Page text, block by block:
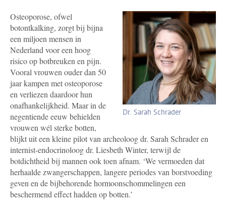
Dr. Sarah Schrader
Osteoporose, ofwel
botontkalking, zorgt bij bijna
een miljoen mensen in
Nederland voor een hoog
risico op botbreuken en pijn.
Vooral vrouwen ouder dan 50
jaar kampen met osteoporose
en verliezen daardoor hun
onafhankelijkheid. Maar in de
negentiende eeuw behielden
vrouwen wél sterke botten,
blijkt uit een kleine pilot van archeoloog dr. Sarah Schrader en
internist-endocrinoloog dr. Liesbeth Winter, terwijl de
botdichtheid bij mannen ook toen afnam. ‘We vermoeden dat
herhaalde zwangerschappen, langere periodes van borstvoeding
geven en de bijbehorende hormoonschommelingen een
beschermend effect hadden op botten.’